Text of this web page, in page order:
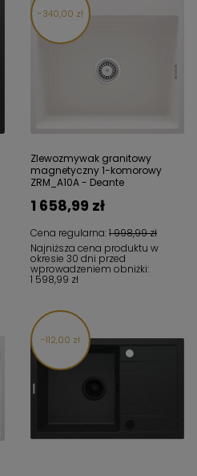
340,00 zł
Zlewozmywak granitowy
magnetyczny 1-komorowy
ZRM_A10A - Deante
Cena regularna:1 998,99 zł
1 658,99 zł
Najniższa cena produktu w
okresie 30 dni przed
wprowadzeniem obniżki:
1 598,99 zł
112,00 zł